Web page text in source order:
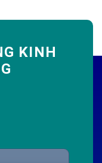
KINH